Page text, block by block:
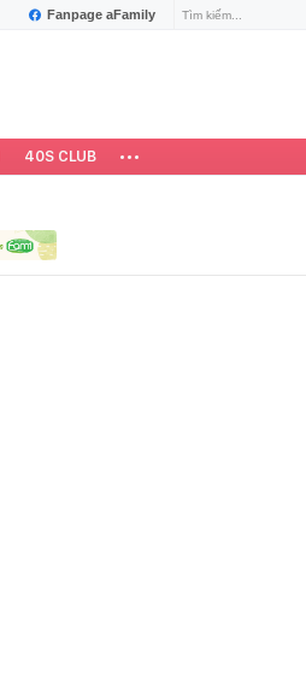
Fanpage aFamily
40S CLUB